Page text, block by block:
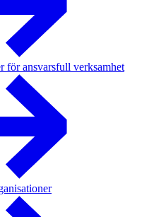
för ansvarsfull verksamhet